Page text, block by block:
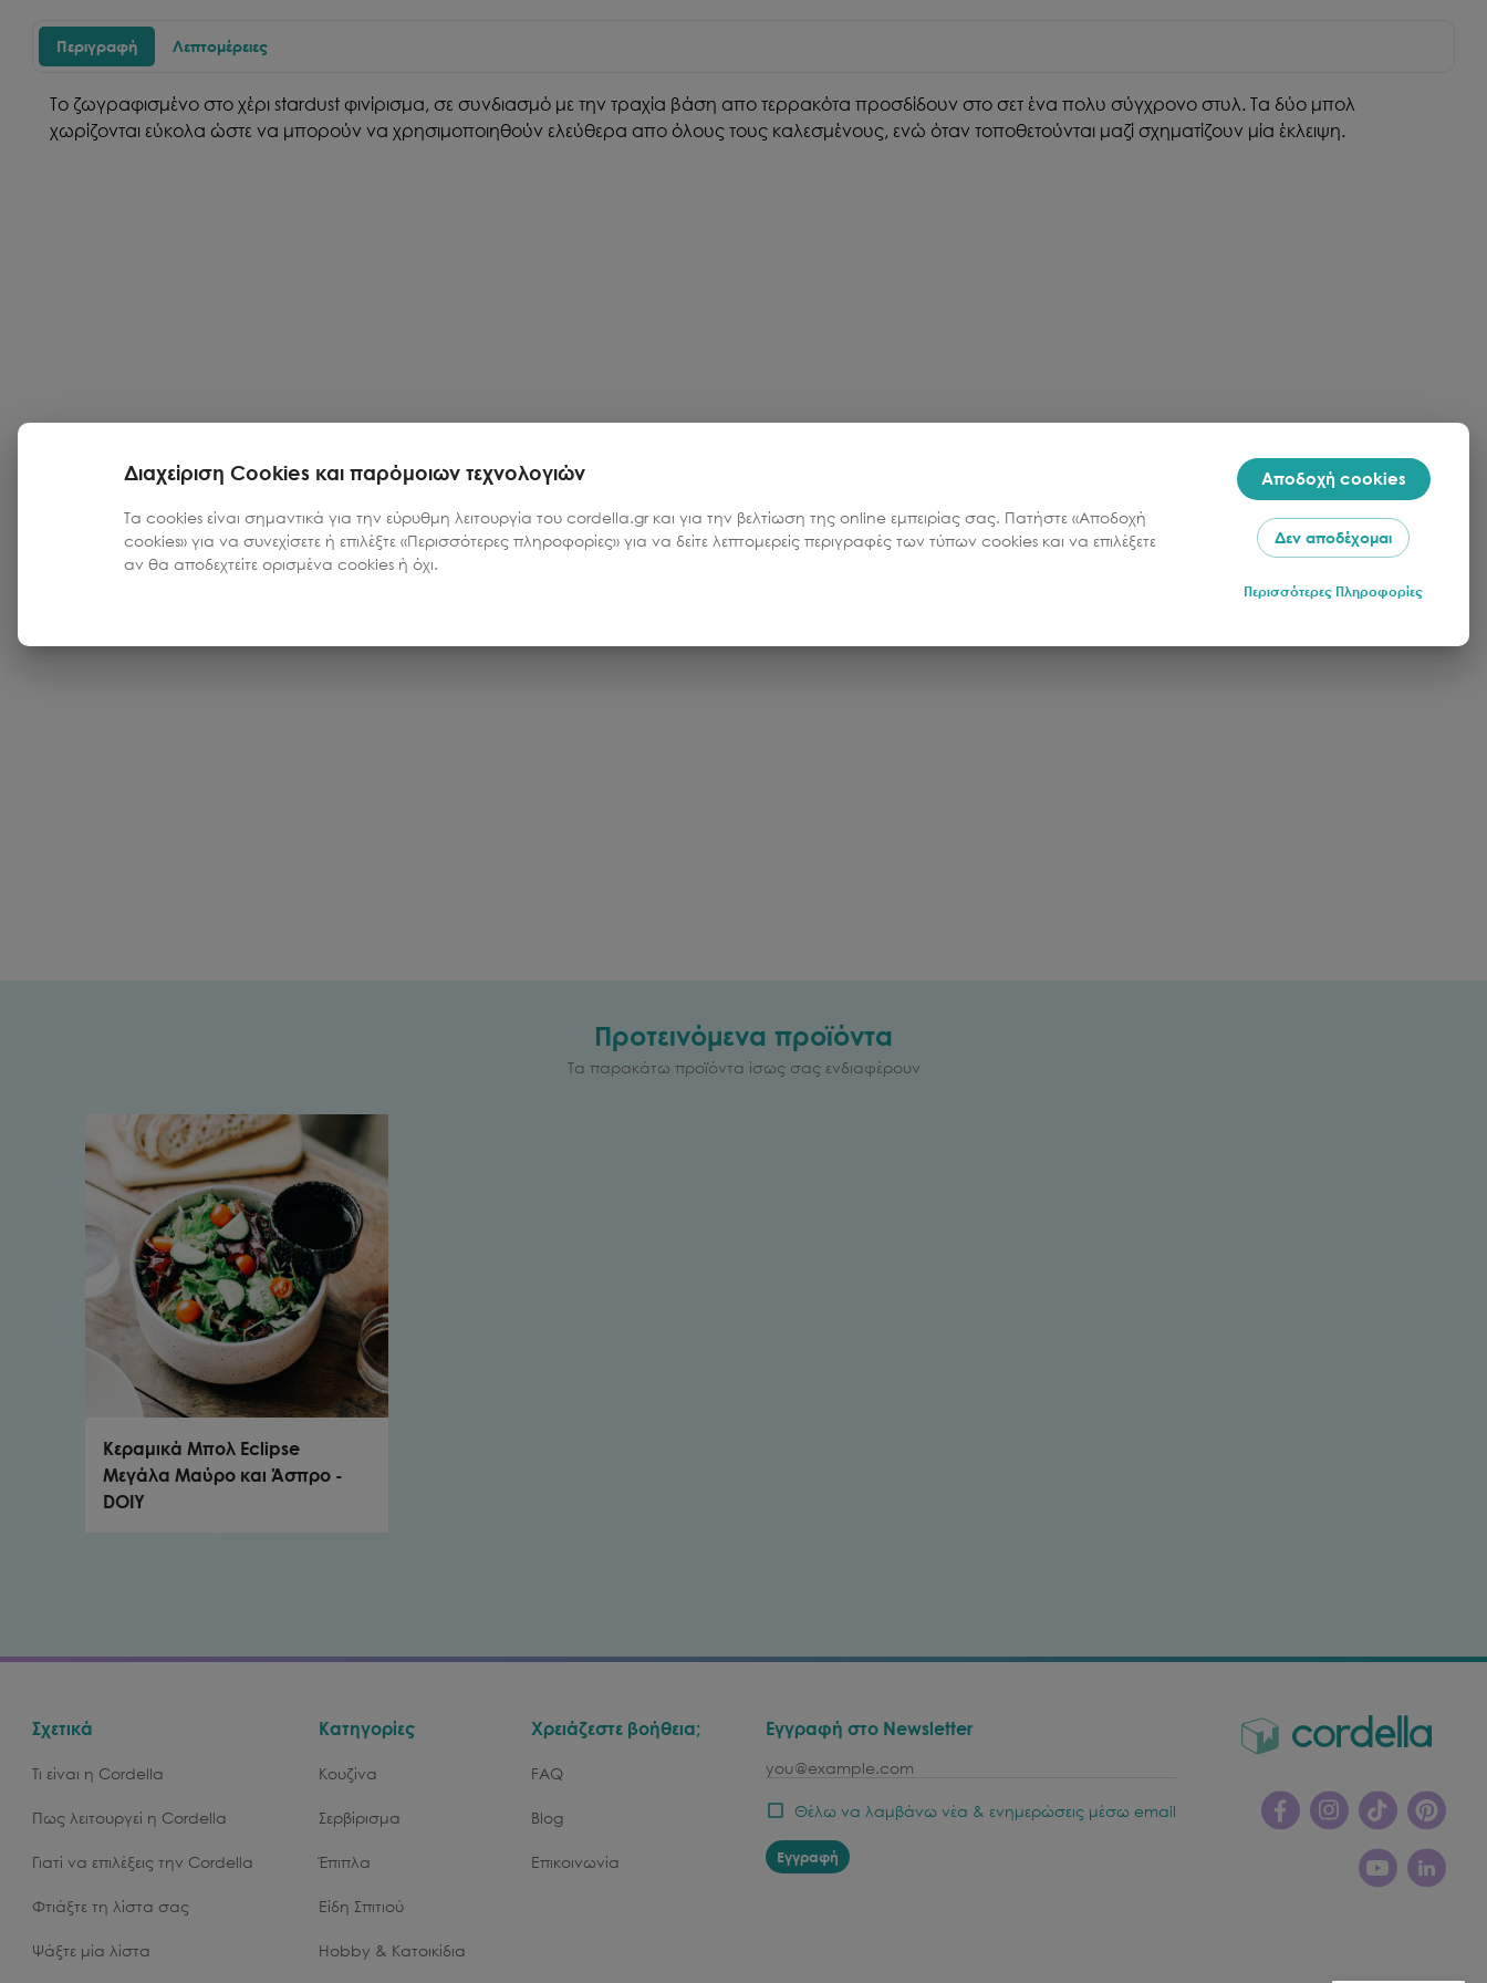
Περιγραφή Λεπτομέρειες
Το ζωγραφισμένο στο χέρι stardust φινίρισμα, σε συνδιασμό με την τραχία βάση απο τερρακότα προσδίδουν στο σετ ένα πολυ σύγχρονο στυλ. Τα δύο μπολ
χωρίζονται εύκολα ώστε να μπορούν να χρησιμοποιηθούν ελεύθερα απο όλους τους καλεσμένους, ενώ όταν τοποθετούνται μαζί σχηματίζουν μία έκλειψη.
Προτεινόμενα προϊόντα
Τα παρακάτω προϊόντα ίσως σας ενδιαφέρουν
Κεραμικά Μπολ Eclipse
Μεγάλα Μαύρο και Άσπρο -
DOIY
Σχετικά
Τι είναι η Cordella
Πως λειτουργεί η Cordella
Γιατί να επιλέξεις την Cordella
Φτιάξτε τη λίστα σας
Ψάξτε μία λίστα
Κατηγορίες
Κουζίνα
Σερβίρισμα
Έπιπλα
Είδη Σπιτιού
Hobby & Κατοικίδια
Χρειάζεστε βοήθεια;
FAQ
Blog
Επικοινωνία
Εγγραφή στο Newsletter
email
Θέλω να λαμβάνω νέα & ενημερώσεις μέσω email
Εγγραφή
Διαχείριση Cookies και παρόμοιων τεχνολογιών
Τα cookies είναι σημαντικά για την εύρυθμη λειτουργία του cordella.gr και για την βελτίωση της online εμπειρίας σας. Πατήστε «Αποδοχή
cookies» για να συνεχίσετε ή επιλέξτε «Περισσότερες πληροφορίες» για να δείτε λεπτομερείς περιγραφές των τύπων cookies και να επιλέξετε
αν θα αποδεχτείτε ορισμένα cookies ή όχι.
Αποδοχή cookies
Δεν αποδέχομαι
Περισσότερες Πληροφορίες